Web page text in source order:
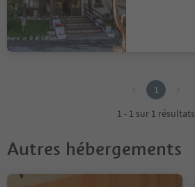
1
1 - 1 sur 1 résultats
Autres hébergements